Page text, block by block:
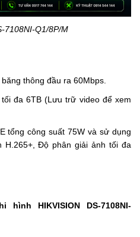
7108NI-Q1/8P/M
thông đầu ra 60Mbps.
đa 6TB (Lưu trữ video để xem
tổng công suất 75W và sử dụng
H.265+, Độ phân giải ảnh tối đa
HIKVISION DS-7108NI-